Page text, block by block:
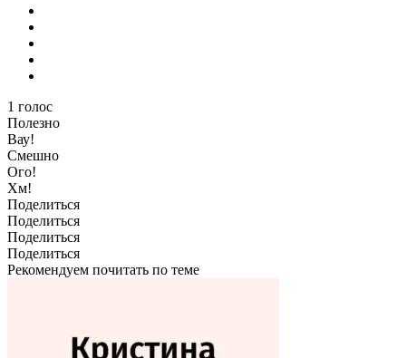
1 голос
Полезно
Вау!
Смешно
Ого!
Хм!
Поделиться
Поделиться
Поделиться
Поделиться
Рекомендуем почитать по теме